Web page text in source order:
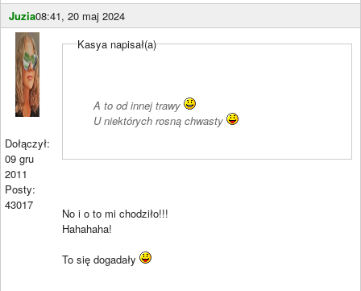
Juzia08:41, 20 maj 2024
Dołączył:
09 gru
2011
Posty:
43017
Kasya napisał(a)
A to od innej trawy
U niektórych rosną chwasty
No i o to mi chodziło!!!
Hahahaha!
To się dogadały